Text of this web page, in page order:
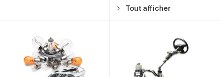
Tout afficher